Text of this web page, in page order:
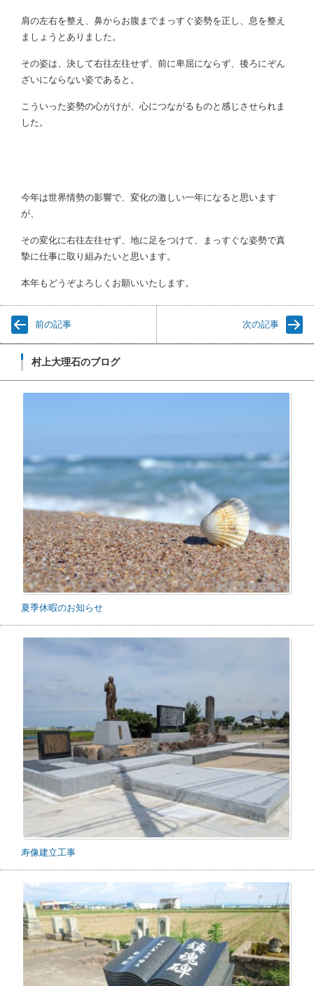
肩の左右を整え、鼻からお腹までまっすぐ姿勢を正し、息を整え
ましょうとありました。
その姿は、決して右往左往せず、前に卑屈にならず、後ろにぞん
ざいにならない姿であると。
こういった姿勢の心がけが、心につながるものと感じさせられま
した。
今年は世界情勢の影響で、変化の激しい一年になると思います
が、
その変化に右往左往せず、地に足をつけて、まっすぐな姿勢で真
摯に仕事に取り組みたいと思います。
本年もどうぞよろしくお願いいたします。
前の記事 次の記事
村上大理石のブログ
夏季休暇のお知らせ
寿像建立工事